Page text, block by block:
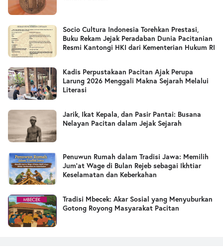
Socio Cultura Indonesia Torehkan Prestasi,
Buku Rekam Jejak Peradaban Dunia Pacitanian
Resmi Kantongi HKI dari Kementerian Hukum RI
Kadis Perpustakaan Pacitan Ajak Perupa
Larung 2026 Menggali Makna Sejarah Melalui
Literasi
Jarik, Ikat Kepala, dan Pasir Pantai: Busana
Nelayan Pacitan dalam Jejak Sejarah
Penuwun Rumah dalam Tradisi Jawa: Memilih
Jum’at Wage di Bulan Rejeb sebagai Ikhtiar
Keselamatan dan Keberkahan
Tradisi Mbecek: Akar Sosial yang Menyuburkan
Gotong Royong Masyarakat Pacitan